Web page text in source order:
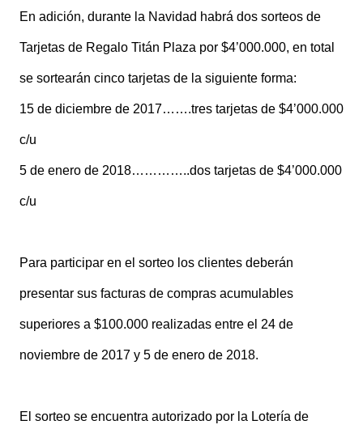
En adición, durante la Navidad habrá dos sorteos de
Tarjetas de Regalo Titán Plaza por $4’000.000, en total
se sortearán cinco tarjetas de la siguiente forma:
15 de diciembre de 2017…….tres tarjetas de $4’000.000
c/u
5 de enero de 2018…………..dos tarjetas de $4’000.000
c/u
Para participar en el sorteo los clientes deberán
presentar sus facturas de compras acumulables
superiores a $100.000 realizadas entre el 24 de
noviembre de 2017 y 5 de enero de 2018.
El sorteo se encuentra autorizado por la Lotería de